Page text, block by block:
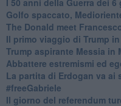
Golfo spaccato,
The Donald meet
Il primo viaggio di Trump
Trump aspirante Messia in
Abbattere estremismi ed
La partita di Erdogan va ai
#freeGabriele
Il giorno del referendum